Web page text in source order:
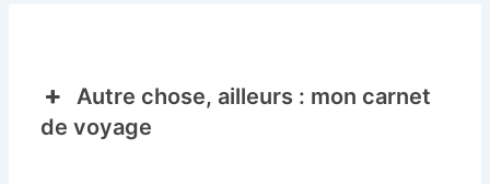
Autre chose, ailleurs : mon carnet
de voyage